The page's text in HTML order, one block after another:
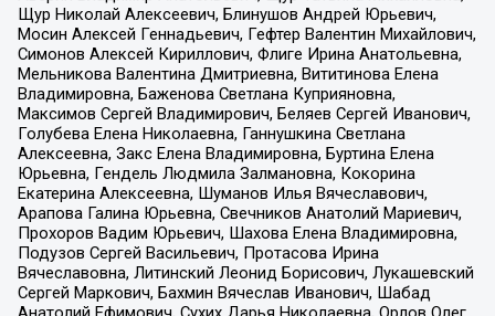
Щур Николай Алексеевич, Блинушов Андрей Юрьевич,
Мосин Алексей Геннадьевич, Гефтер Валентин Михайлович,
Симонов Алексей Кириллович, Флиге Ирина Анатольевна,
Мельникова Валентина Дмитриевна, Вититинова Елена
Владимировна, Баженова Светлана Куприяновна,
Максимов Сергей Владимирович, Беляев Сергей Иванович,
Голубева Елена Николаевна, Ганнушкина Светлана
Алексеевна, Закс Елена Владимировна, Буртина Елена
Юрьевна, Гендель Людмила Залмановна, Кокорина
Екатерина Алексеевна, Шуманов Илья Вячеславович,
Арапова Галина Юрьевна, Свечников Анатолий Мариевич,
Прохоров Вадим Юрьевич, Шахова Елена Владимировна,
Подузов Сергей Васильевич, Протасова Ирина
Вячеславовна, Литинский Леонид Борисович, Лукашевский
Сергей Маркович, Бахмин Вячеслав Иванович, Шабад